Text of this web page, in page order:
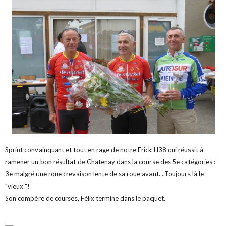
Sprint convainquant et tout en rage de notre Erick H38 qui réussit à
ramener un bon résultat de Chatenay dans la course des 5e catégories :
3e malgré une roue crevaison lente de sa roue avant. ..Toujours là le
"vieux "!
Son compère de courses, Félix termine dans le paquet.